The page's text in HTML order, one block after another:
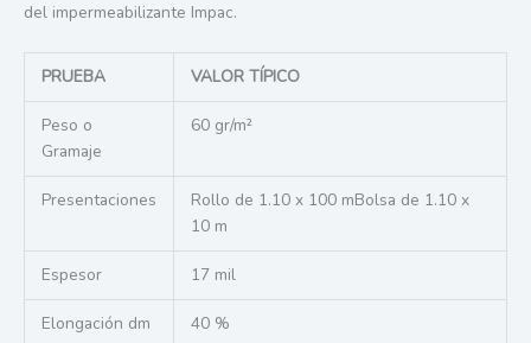
del impermeabilizante Impac.
PRUEBA VALOR TÍPICO
Peso o
Gramaje
60 gr/m²
Presentaciones
Rollo de 1.10 x 100 mBolsa de 1.10 x
10 m
Espesor 17 mil
Elongación dm 40 %